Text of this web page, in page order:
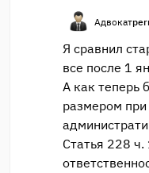
Адвокат
Я сравнил
все после 1
А как теперь
размером
Статья 228